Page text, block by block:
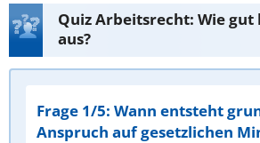
Quiz Arbeitsrecht: Wie gut
aus?
Frage 1/5: Wann entsteht
Anspruch auf gesetzlichen